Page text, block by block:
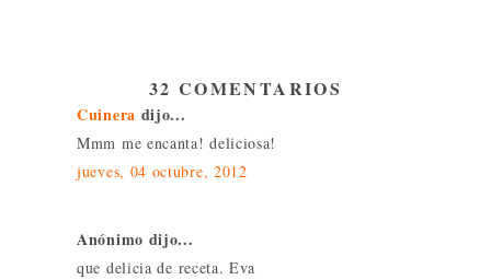
32 COMENTARIOS
Cuinera dijo...
Mmm me encanta! deliciosa!
jueves, 04 octubre, 2012
Anónimo dijo...
que delicia de receta. Eva